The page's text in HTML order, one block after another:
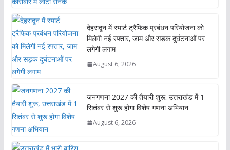
देहरादून में स्मार्ट ट्रैफिक प्रबंधन परियोजना को
मिलेगी नई रफ्तार, जाम और सड़क दुर्घटनाओं पर
लगेगी लगाम
August 6, 2026
जनगणना 2027 की तैयारी शुरू, उत्तराखंड में 1
सितंबर से शुरू होगा विशेष गणना अभियान
August 6, 2026